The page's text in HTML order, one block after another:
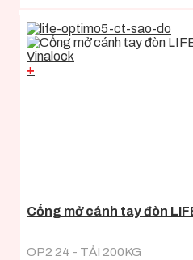
+
Cổng mở cánh tay đòn
OP2 24 - TẢI 200KG